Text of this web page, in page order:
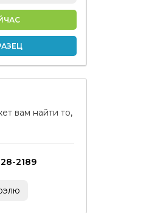
вам найти то,
2189